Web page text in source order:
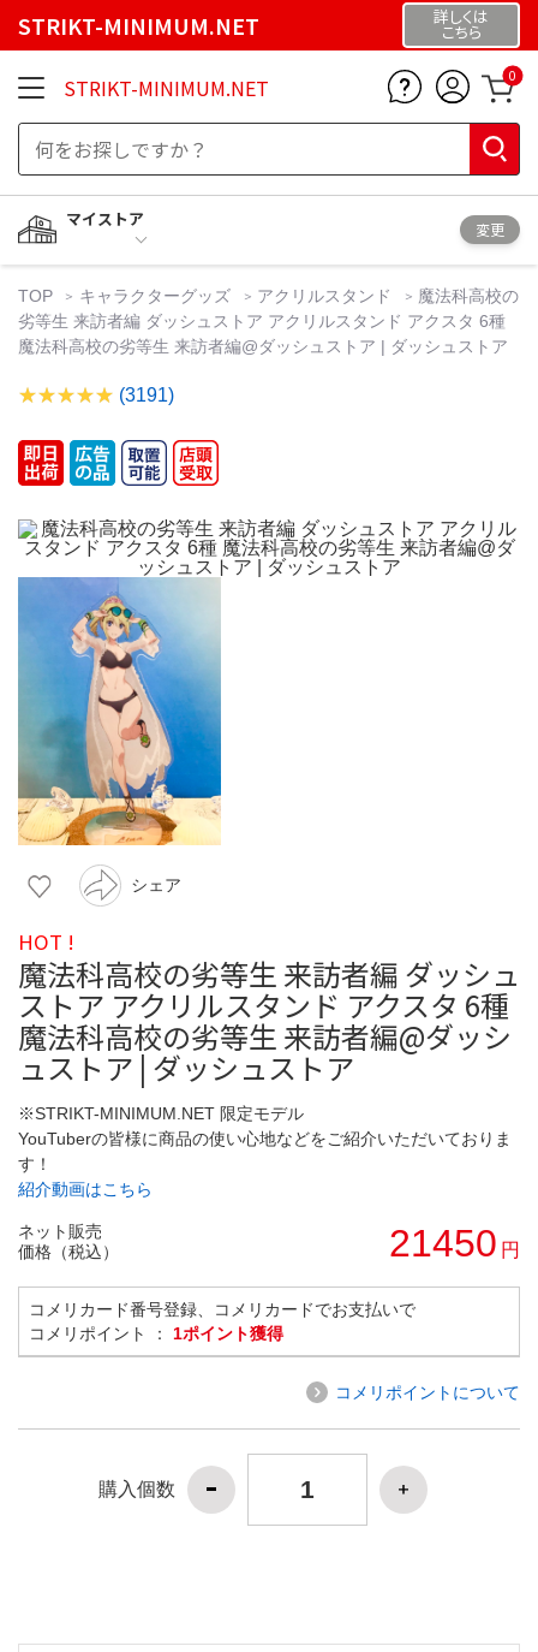
STRIKT-MINIMUM.NET 詳しくは
こちら
STRIKT-MINIMUM.NET 0
マイストア
変更
TOP キャラクターグッズ アクリルスタンド
魔法科高校の
劣等生 来訪者編 ダッシュストア アクリルスタンド アクスタ 6種
魔法科高校の劣等生 来訪者編@ダッシュストア | ダッシュストア
(3191)
シェア
HOT !
魔法科高校の劣等生 来訪者編 ダッシュ
ストア アクリルスタンド アクスタ 6種
魔法科高校の劣等生 来訪者編@ダッシ
ュストア | ダッシュストア
※STRIKT-MINIMUM.NET 限定モデル
YouTuberの皆様に商品の使い心地などをご紹介いただいておりま
す！
紹介動画はこちら
ネット販売
価格（税込）
21450 円
コメリカード番号登録、コメリカードでお支払いで
コメリポイント ： 1ポイント獲得
コメリポイントについて
購入個数